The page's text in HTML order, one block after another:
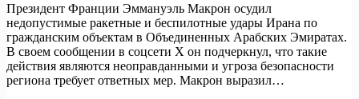
Президент Франции Эммануэль Макрон осудил
недопустимые ракетные и беспилотные удары Ирана по
гражданским объектам в Объединенных Арабских Эмиратах.
В своем сообщении в соцсети X он подчеркнул, что такие
действия являются неоправданными и угроза безопасности
региона требует ответных мер. Макрон выразил…